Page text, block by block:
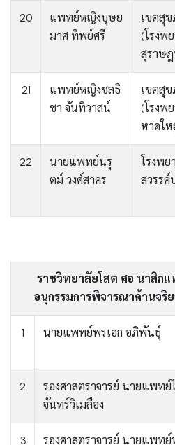
20
แพทย์หญิงบุษย
มาศ ทิพย์ศรี
เขตสุ
(โรงพ
สุราษ
21
แพทย์หญิงชลธิ
ชา จันทิวาสน์
เขตสุ
(โรงพ
หาดใ
22
นายแพทย์นรุ
ตม์ วงศ์สาคร
โรงพย
สวรรค์
ราชวิทยาลัยโสต ศอ นาสิก
อนุกรรมการพิจารณาด้านจริ
1 นายแพทย์พรเอก อ
2
รองศาสตราจารย์ นายแพทย์
จันทร์วิเมลือง
3 รองศาสตราจารย์ นายแพทย์